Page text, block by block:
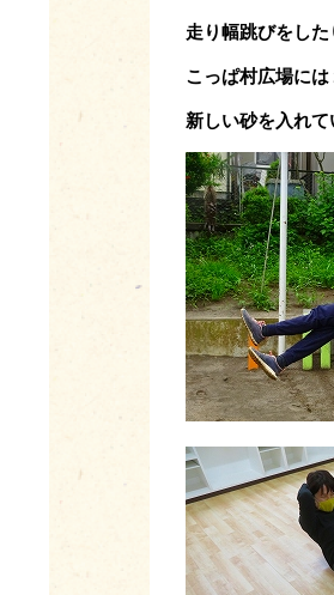
走り幅跳びをし
こっぱ村広場に
新しい砂を入れ